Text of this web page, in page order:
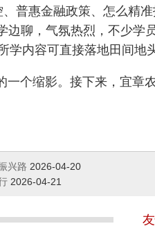
普惠金融政策、怎么精
聊，气氛热烈，不少学员
学内容可直接落地田间地
个缩影。接下来，宜
兴路 2026-04-20
2026-04-21